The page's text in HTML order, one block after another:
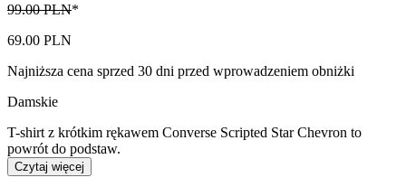
99.00 PLN*
69.00 PLN
Najniższa cena sprzed 30 dni przed wprowadzeniem obniżki
Damskie
T-shirt z krótkim rękawem Converse Scripted Star Chevron to
powrót do podstaw.
Czytaj więcej